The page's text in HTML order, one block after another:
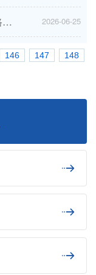
AI赋能户外体能评价 深耕数字保教路径——学前研训中心开展“幼儿教师反思与评价”专题教研活动... 2026-06-25
146 147
148